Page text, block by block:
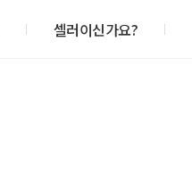
셀러이신가요?